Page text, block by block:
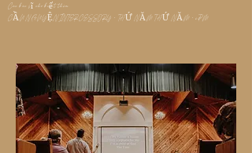
Các bác sĩ cho biết thêm:
CẦU NGUYỆN INTERCESSORY - THỨ NĂM THỨ NĂM - 6PM